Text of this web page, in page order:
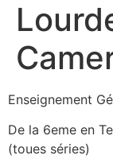
Enseignement
De la 6eme en
(toues séries)